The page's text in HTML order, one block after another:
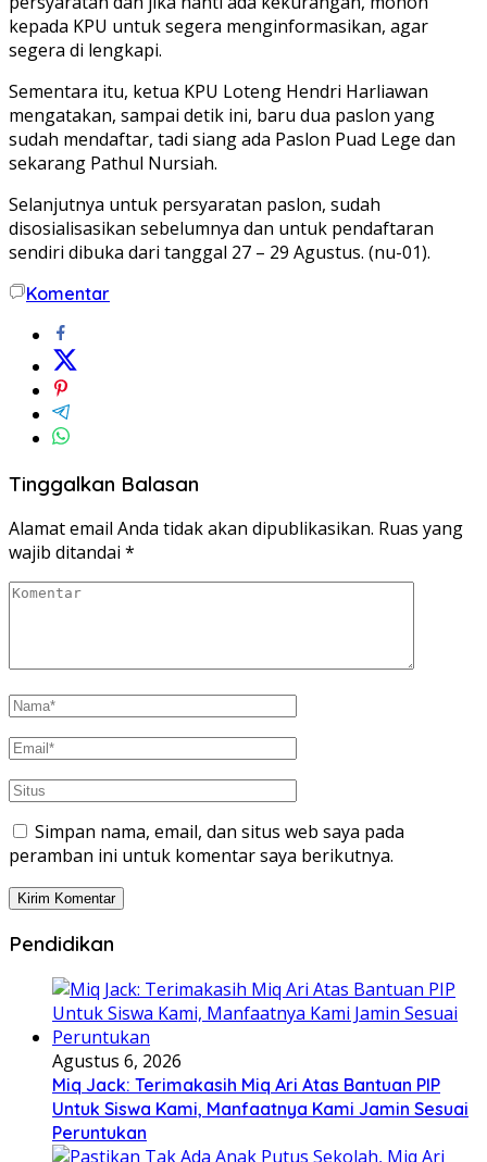
kepada KPU untuk segera menginformasikan, agar
segera di lengkapi.
Sementara itu, ketua KPU Loteng Hendri Harliawan
mengatakan, sampai detik ini, baru dua paslon yang
sudah mendaftar, tadi siang ada Paslon Puad Lege dan
sekarang Pathul Nursiah.
Selanjutnya untuk persyaratan paslon, sudah
disosialisasikan sebelumnya dan untuk pendaftaran
sendiri dibuka dari tanggal 27 – 29 Agustus. (nu-01).
Komentar
Tinggalkan Balasan
Alamat email Anda tidak akan dipublikasikan. Ruas yang
wajib ditandai *
Simpan nama, email, dan situs web saya pada
peramban ini untuk komentar saya berikutnya.
Pendidikan
Agustus 6, 2026
Miq Jack: Terimakasih Miq Ari Atas Bantuan PIP
Untuk Siswa Kami, Manfaatnya Kami Jamin Sesuai
Peruntukan